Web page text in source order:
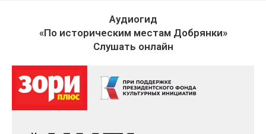
Аудиогид
«По историческим местам Добрянки»
Слушать онлайн